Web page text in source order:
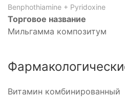
Benphothiamine + Pyridoxine
Торговое название
Мильгамма композитум
Витамин комбинированный